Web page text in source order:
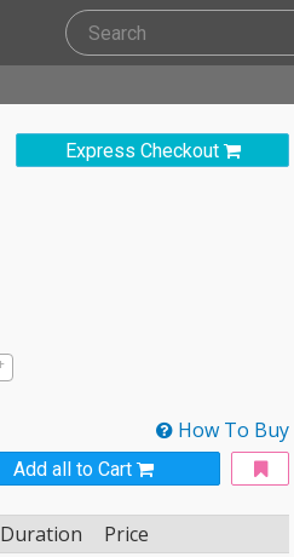
Express Checkout
How To Buy
Add all to Cart
Duration Price